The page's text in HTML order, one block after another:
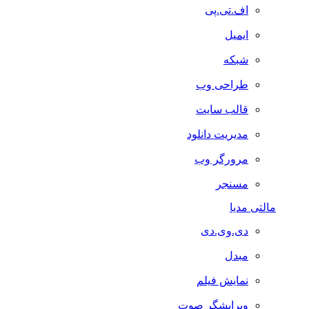
اف.تی.پی
ایمیل
شبکه
طراحی وب
قالب سایت
مدیریت دانلود
مرورگر وب
مسنجر
مالتی مدیا
دی.وی.دی
مبدل
نمایش فیلم
ویرایشگر صوت